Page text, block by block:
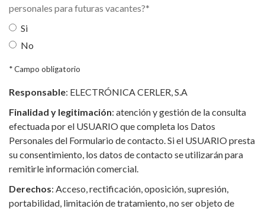
personales para futuras vacantes?*
Si
No
ConsentimientoDatos
* Campo obligatorio
Responsable: ELECTRÓNICA CERLER, S.A
Finalidad y legitimación: atención y gestión de la consulta
efectuada por el USUARIO que completa los Datos
Personales del Formulario de contacto. Si el USUARIO presta
su consentimiento, los datos de contacto se utilizarán para
remitirle información comercial.
Derechos: Acceso, rectificación, oposición, supresión,
portabilidad, limitación de tratamiento, no ser objeto de